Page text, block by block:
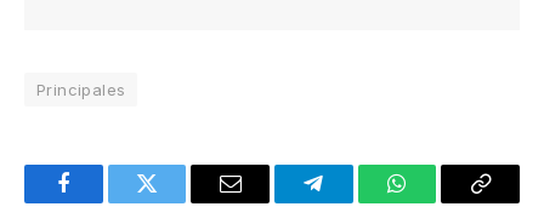
Principales
FacebookTwitter Email TelegramWhatsAppCopy